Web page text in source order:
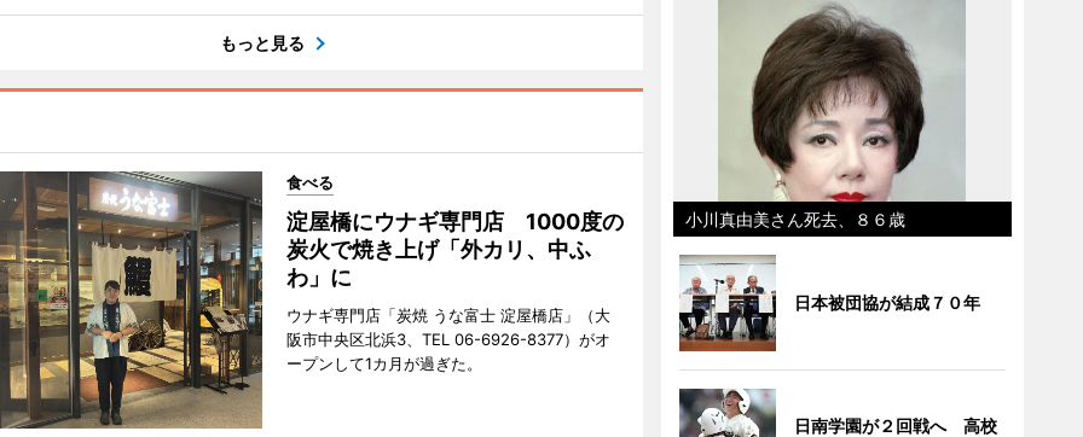
もっと見る
食べる
淀屋橋にウナギ専門店 1000度の
炭火で焼き上げ「外カリ、中ふ
わ」に
ウナギ専門店「炭焼 うな富士 淀屋橋店」（大
阪市中央区北浜3、TEL 06-6926-8377）がオ
ープンして1カ月が過ぎた。
小川真由美さん死去、８６歳
日本被団協が結成７０年
日南学園が２回戦へ 高校